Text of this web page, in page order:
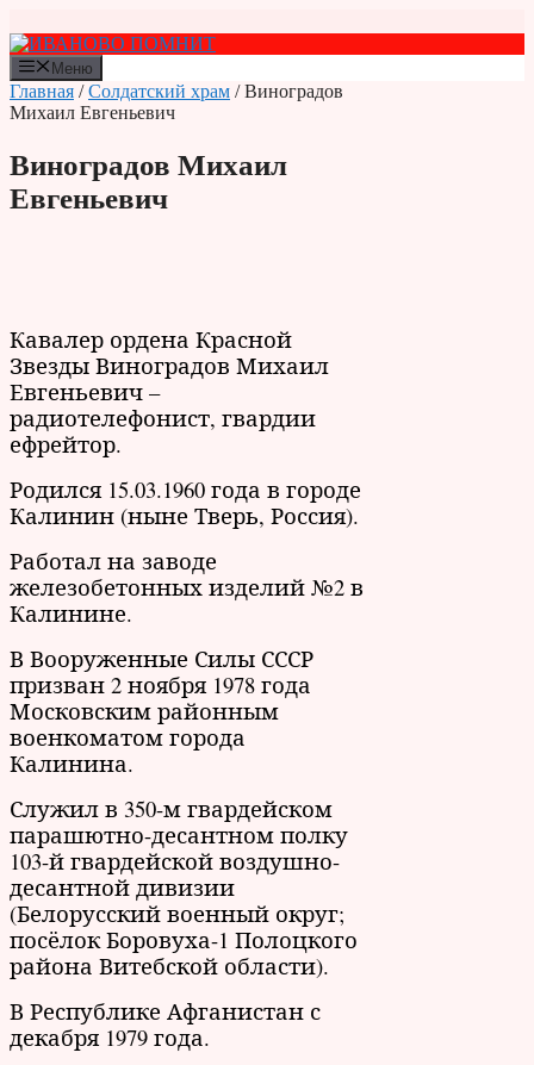
к
содержимому
Меню
Главная /Солдатский храм / Виноградов
Михаил Евгеньевич
Виноградов Михаил
Евгеньевич
Кавалер ордена Красной
Звезды Виноградов Михаил
Евгеньевич –
радиотелефонист, гвардии
ефрейтор.
Родился 15.03.1960 года в городе
Калинин (ныне Тверь, Россия).
Работал на заводе
железобетонных изделий №2 в
Калинине.
В Вооруженные Силы СССР
призван 2 ноября 1978 года
Московским районным
военкоматом города
Калинина.
Служил в 350-м гвардейском
парашютно-десантном полку
103-й гвардейской воздушно-
десантной дивизии
(Белорусский военный округ;
посёлок Боровуха-1 Полоцкого
района Витебской области).
В Республике Афганистан с
декабря 1979 года.